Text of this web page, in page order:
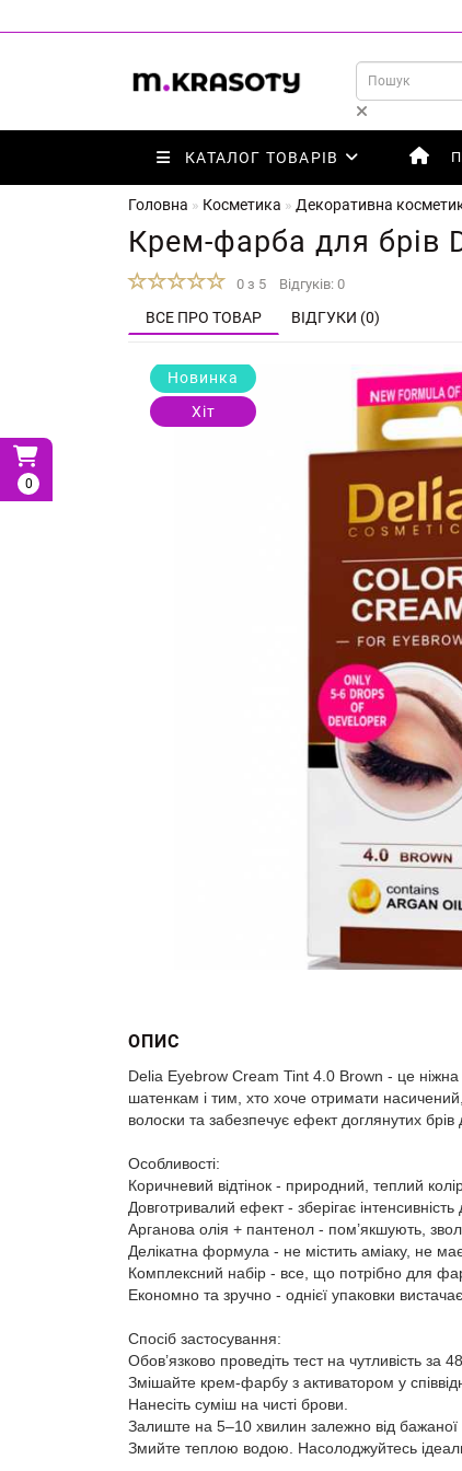
0
КАТАЛОГ ТОВАРІВ
Головна Косметика Декоративна
Крем-фарба для брів
0 з 5 Відгуків: 0
ВСЕ ПРО ТОВАР ВІДГУКИ (0)
Новинка
Хіт
ОПИС
Delia Eyebrow Cream Tint 4.0 Brown - це ніжна
шатенкам і тим, хто хоче отримати насичений,
волоски та забезпечує ефект доглянутих брів
Особливості:
Коричневий відтінок - природний, теплий
Довготривалий ефект - зберігає інтенсивність
Арганова олія + пантенол - пом’якшують,
Делікатна формула - не містить аміаку, не має
Комплексний набір - все, що потрібно для
Економно та зручно - однієї упаковки
Спосіб застосування:
Обов’язково проведіть тест на чутливість за
Змішайте крем-фарбу з активатором у
Нанесіть суміш на чисті брови.
Залиште на 5–10 хвилин залежно від бажаної
Змийте теплою водою. Насолоджуйтесь